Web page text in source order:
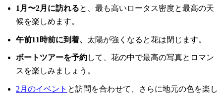
1月〜2月に訪れると、最も高いロータス密度と最高の天
候を楽しめます。
午前11時前に到着、 太陽が強くなると花は閉じます。
ボートツアーを予約して、花の中で最高の写真とロマン
スを楽しみましょう。
2月のイベント と訪問を合わせて、さらに地元の色を楽し